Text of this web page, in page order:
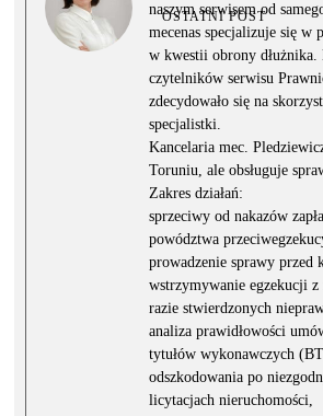
OSTATNI POST
naszym serwisem od
mecenas specjalizuje się w
w kwestii obrony dłużnika.
czytelników serwisu
zdecydowało się na
specjalistki.
Kancelaria mec.
Toruniu, ale obsługuje
Zakres działań:
sprzeciwy od nakazów
powództwa
prowadzenie sprawy przed
wstrzymywanie egzekucji
razie stwierdzonych
analiza prawidłowości
tytułów wykonawczych
odszkodowania po
licytacjach nieruchomości,